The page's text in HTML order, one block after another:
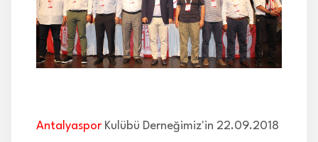
İLETİŞİM
Antalyaspor Kulübü Derneğimiz'in 22.09.2018